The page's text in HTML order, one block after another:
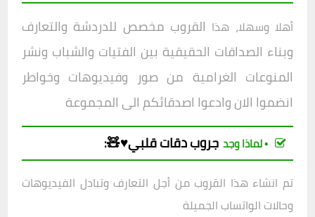
أهلا وسهلا، هذا القروب مخصص للدردشة والتعارف
وبناء الصداقات الحقيقية بين الفتيات والشباب ونشر
المنوعات الغرامية من صور وفيديوهات وخواطر
انضموا الان وادعوا اصدقائكم الى المجموعة
▪︎ لماذا وجد جروبدقات قلبي♥️🧸:
تم انشاء هذا القروب من أجل التعارف وتبادل الفيديوهات
وحالات الواتساب الجميلة